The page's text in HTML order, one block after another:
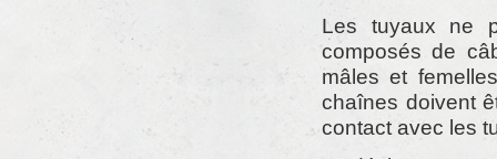
Les tuyaux ne
composés de
mâles et
chaînes doivent
contact avec les